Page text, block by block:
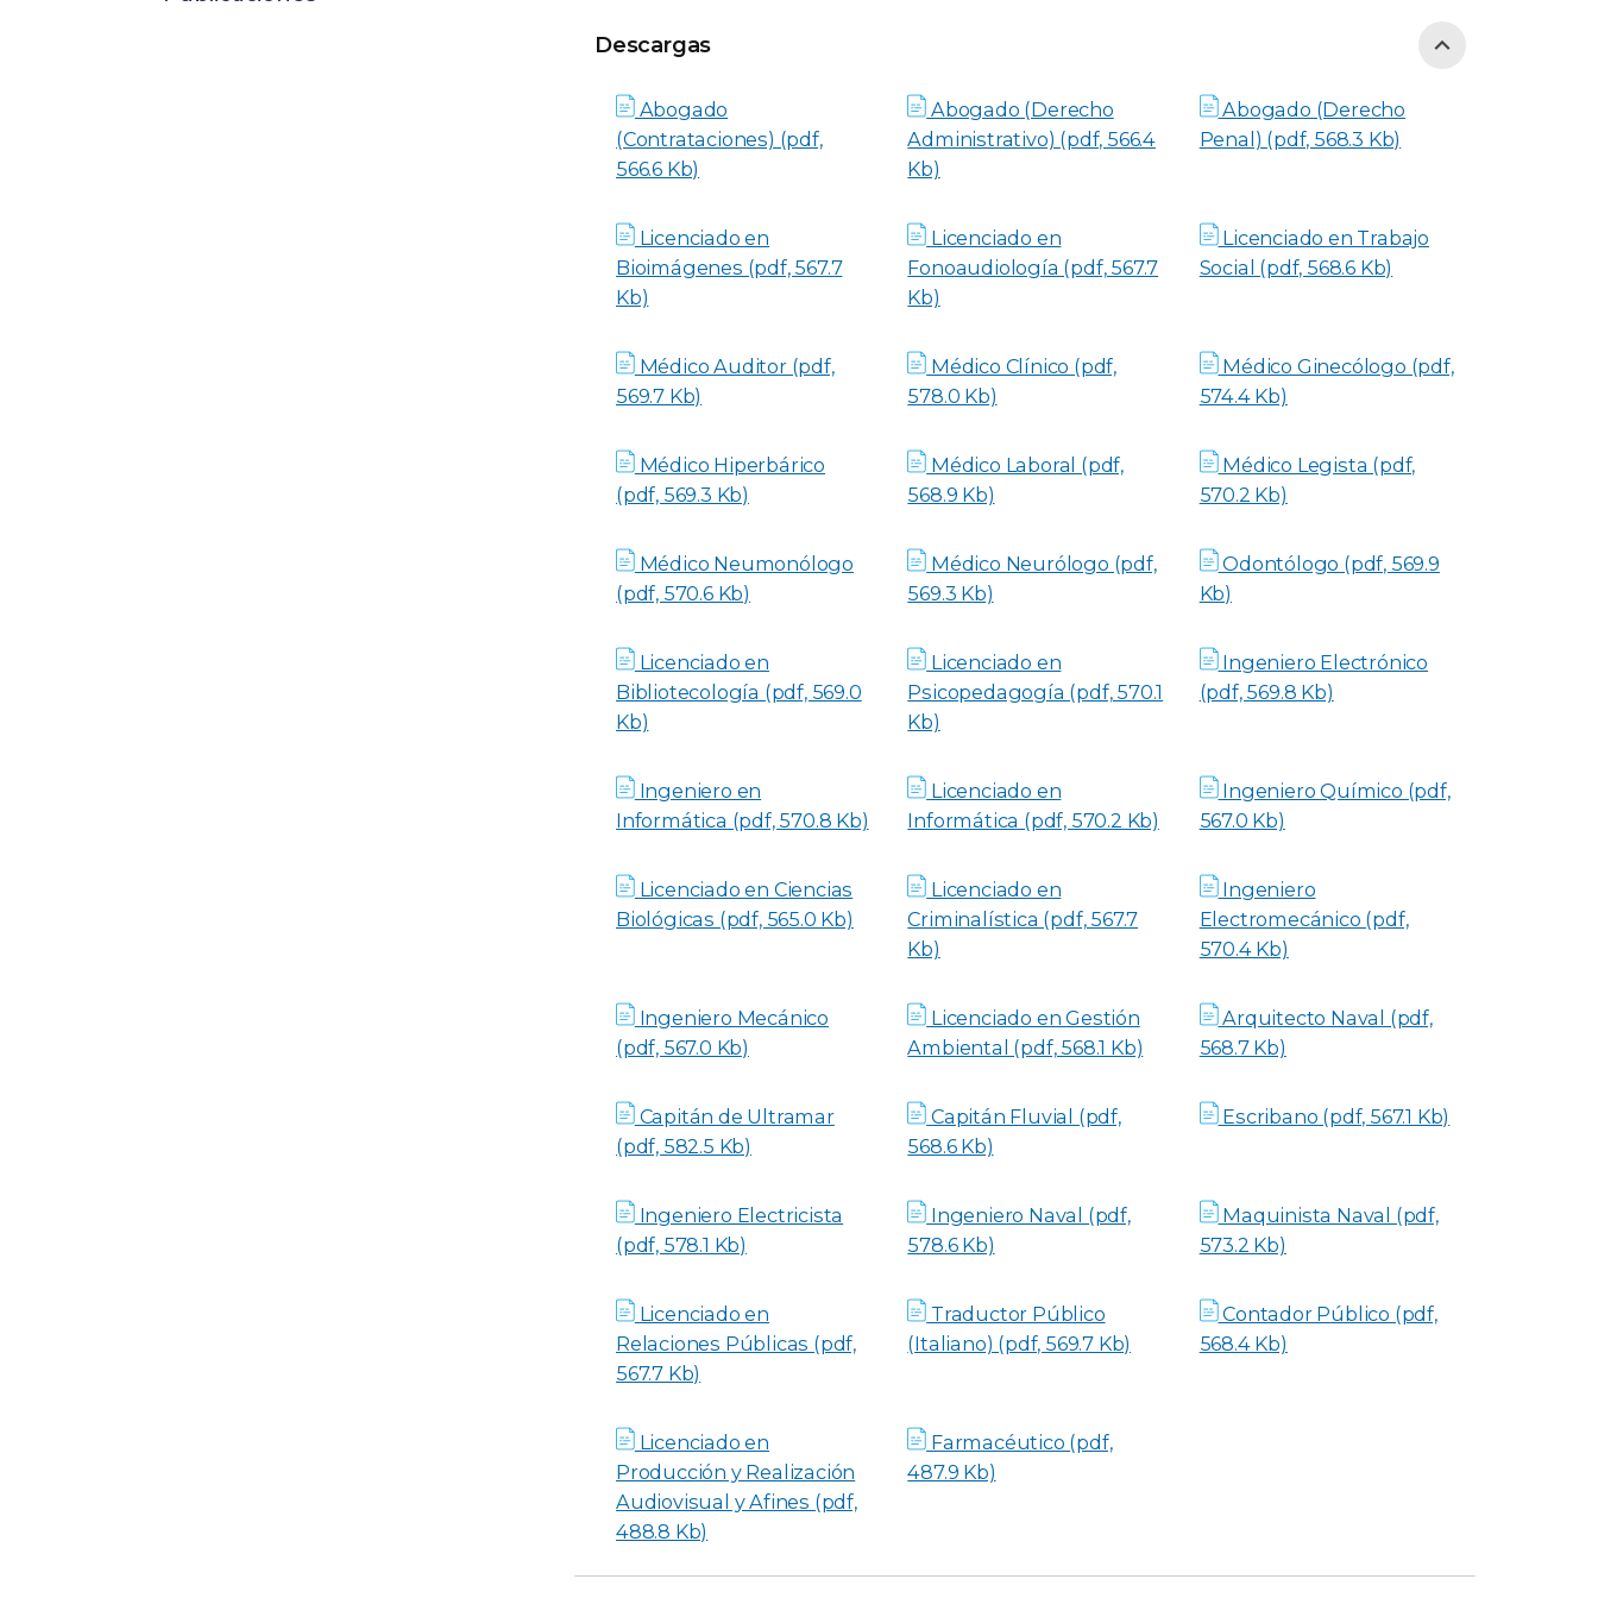
Descargas
Descargas
Abogado
(Contrataciones) (pdf,
566.6 Kb)
Abogado (Derecho
Administrativo) (pdf, 566.4
Kb)
Abogado (Derecho
Penal) (pdf, 568.3 Kb)
Licenciado en
Bioimágenes (pdf, 567.7
Kb)
Licenciado en
Fonoaudiología (pdf, 567.7
Kb)
Licenciado en Trabajo
Social (pdf, 568.6 Kb)
Médico Auditor (pdf,
569.7 Kb)
Médico Clínico (pdf,
578.0 Kb)
Médico Ginecólogo (pdf,
574.4 Kb)
Médico Hiperbárico
(pdf, 569.3 Kb)
Médico Laboral (pdf,
568.9 Kb)
Médico Legista (pdf,
570.2 Kb)
Médico Neumonólogo
(pdf, 570.6 Kb)
Médico Neurólogo (pdf,
569.3 Kb)
Odontólogo (pdf, 569.9
Kb)
Licenciado en
Bibliotecología (pdf, 569.0
Kb)
Licenciado en
Psicopedagogía (pdf, 570.1
Kb)
Ingeniero Electrónico
(pdf, 569.8 Kb)
Ingeniero en
Informática (pdf, 570.8 Kb)
Licenciado en
Informática (pdf, 570.2 Kb)
Ingeniero Químico (pdf,
567.0 Kb)
Licenciado en Ciencias
Biológicas (pdf, 565.0 Kb)
Licenciado en
Criminalística (pdf, 567.7
Kb)
Ingeniero
Electromecánico (pdf,
570.4 Kb)
Ingeniero Mecánico
(pdf, 567.0 Kb)
Licenciado en Gestión
Ambiental (pdf, 568.1 Kb)
Arquitecto Naval (pdf,
568.7 Kb)
Capitán de Ultramar
(pdf, 582.5 Kb)
Capitán Fluvial (pdf,
568.6 Kb)
Escribano (pdf, 567.1 Kb)
Ingeniero Electricista
(pdf, 578.1 Kb)
Ingeniero Naval (pdf,
578.6 Kb)
Maquinista Naval (pdf,
573.2 Kb)
Licenciado en
Relaciones Públicas (pdf,
567.7 Kb)
Traductor Público
(Italiano) (pdf, 569.7 Kb)
Contador Público (pdf,
568.4 Kb)
Licenciado en
Producción y Realización
Audiovisual y Afines (pdf,
488.8 Kb)
Farmacéutico (pdf,
487.9 Kb)